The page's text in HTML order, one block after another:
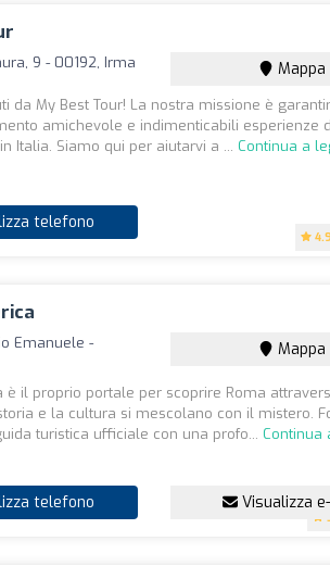
4.9
9 - 00192, Irma Mappa
da My Best Tour! La nostra missione è
amichevole e indimenticabili esperienze
Italia. Siamo qui per aiutarvi a ... Continua a
telefono
Emanuele -
Mappa
è il proprio portale per scoprire Roma
e la cultura si mescolano con il mistero.
turistica ufficiale con una profo... Continua
telefono Visualizza